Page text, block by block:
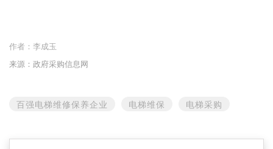
业最高级别的电梯安装（含修理）A1资质证书。
技术人员和专业质检人员，集中了行业中20%以
上。
作者： 李成玉
来源：政府采购信息网
百强电梯维修保养企业 电梯维保 电梯采购